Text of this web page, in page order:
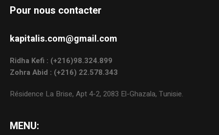
Pour nous contacter
kapitalis.com@gmail.com
Ridha Kefi : (+216)98.324.899
Zohra Abid : (+216) 22.578.343
Résidence La Brise, Apt 4-2, 2083 El-Ghazala, Tunisie.
MENU: